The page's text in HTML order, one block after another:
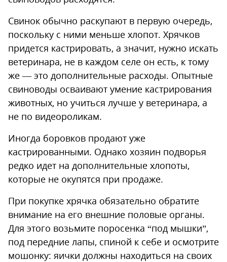
Свинок обычно раскупают в первую очередь,
поскольку с ними меньше хлопот. Хрячков
придется кастрировать, а значит, нужно искать
ветеринара, не в каждом селе он есть, к тому
же — это дополнительные расходы. Опытные
свиноводы осваивают умение кастрирования
животных, но учиться лучше у ветеринара, а
не по видеороликам.
Иногда боровков продают уже
кастрированными. Однако хозяин подворья
редко идет на дополнительные хлопоты,
которые не окупятся при продаже.
При покупке хрячка обязательно обратите
внимание на его внешние половые органы.
Для этого возьмите поросенка “под мышки”,
под передние лапы, спиной к себе и осмотрите
мошонку: яички должны находиться на своих